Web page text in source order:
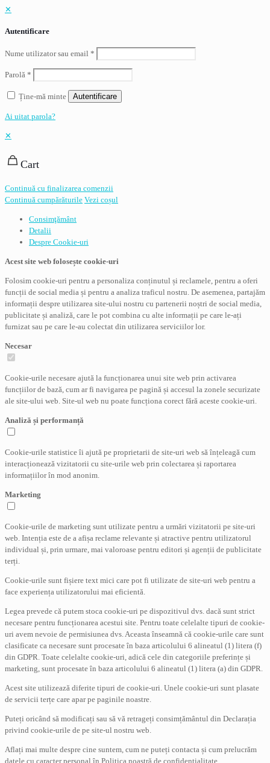
✕
Autentificare
Nume utilizator sau email *
Parolă *
Ține-mă minte Autentificare
Ai uitat parola?
✕
Cart
Continuă cu finalizarea comenzii
Continuă cumpărăturile Vezi coșul
Consimţământ
Detalii
Despre Cookie-uri
Acest site web folosește cookie-uri
Folosim cookie-uri pentru a personaliza conținutul și reclamele, pentru a oferi
funcții de social media și pentru a analiza traficul nostru. De asemenea, partajăm
informații despre utilizarea site-ului nostru cu partenerii noștri de social media,
publicitate și analiză, care le pot combina cu alte informații pe care le-ați
furnizat sau pe care le-au colectat din utilizarea serviciilor lor.
Necesar
Cookie-urile necesare ajută la funcționarea unui site web prin activarea
funcțiilor de bază, cum ar fi navigarea pe pagină și accesul la zonele securizate
ale site-ului web. Site-ul web nu poate funcționa corect fără aceste cookie-uri.
Analiză și performanță
Cookie-urile statistice îi ajută pe proprietarii de site-uri web să înțeleagă cum
interacționează vizitatorii cu site-urile web prin colectarea și raportarea
informațiilor în mod anonim.
Marketing
Cookie-urile de marketing sunt utilizate pentru a urmări vizitatorii pe site-uri
web. Intenția este de a afișa reclame relevante și atractive pentru utilizatorul
individual și, prin urmare, mai valoroase pentru editori și agenții de publicitate
terți.
Cookie-urile sunt fișiere text mici care pot fi utilizate de site-uri web pentru a
face experiența utilizatorului mai eficientă.
Legea prevede că putem stoca cookie-uri pe dispozitivul dvs. dacă sunt strict
necesare pentru funcționarea acestui site. Pentru toate celelalte tipuri de cookie-
uri avem nevoie de permisiunea dvs. Aceasta înseamnă că cookie-urile care sunt
clasificate ca necesare sunt procesate în baza articolului 6 alineatul (1) litera (f)
din GDPR. Toate celelalte cookie-uri, adică cele din categoriile preferințe și
marketing, sunt procesate în baza articolului 6 alineatul (1) litera (a) din GDPR.
Acest site utilizează diferite tipuri de cookie-uri. Unele cookie-uri sunt plasate
de servicii terțe care apar pe paginile noastre.
Puteți oricând să modificați sau să vă retrageți consimțământul din Declarația
privind cookie-urile de pe site-ul nostru web.
Aflați mai multe despre cine suntem, cum ne puteți contacta și cum prelucrăm
datele cu caracter personal în Politica noastră de confidențialitate.